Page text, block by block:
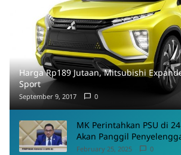
Harga Rp189 Jutaan, Mitsubishi
Sport
September 9, 2017 0
MK Perintahkan PSU di
Akan Panggil
February 25, 2025 0